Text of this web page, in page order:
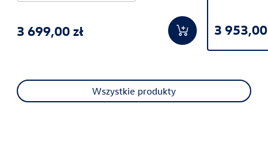
3 699,00 zł 3 953,00
Wszystkie produkty